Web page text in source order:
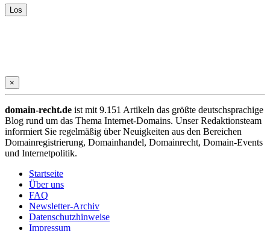
×
domain-recht.de ist mit 9.151 Artikeln das größte deutschsprachige
Blog rund um das Thema Internet-Domains. Unser Redaktionsteam
informiert Sie regelmäßig über Neuigkeiten aus den Bereichen
Domainregistrierung, Domainhandel, Domainrecht, Domain-Events
und Internetpolitik.
Startseite
Über uns
FAQ
Newsletter-Archiv
Datenschutzhinweise
Impressum